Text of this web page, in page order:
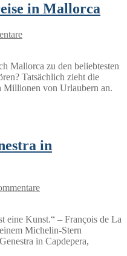
in Mallorca
Mallorca zu den beliebtesten
Tatsächlich zieht die
Millionen von Urlaubern an.
in
eine Kunst.“ – François de La
Michelin-Stern
in Capdepera,